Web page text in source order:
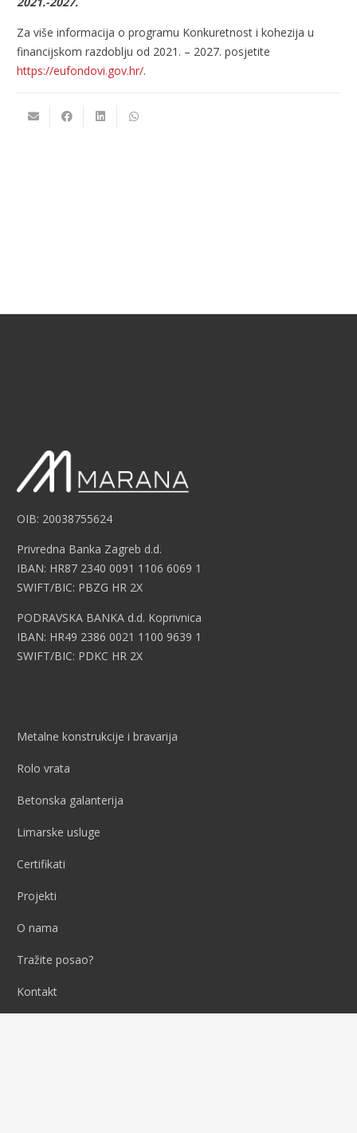
Za više informacija o programu Konkuretnost i kohezija u
financijskom razdoblju od 2021. – 2027. posjetite
https://eufondovi.gov.hr/.
OIB: 20038755624
Privredna Banka Zagreb d.d.
IBAN: HR87 2340 0091 1106 6069 1
SWIFT/BIC: PBZG HR 2X
PODRAVSKA BANKA d.d. Koprivnica
IBAN: HR49 2386 0021 1100 9639 1
SWIFT/BIC: PDKC HR 2X
Metalne konstrukcije i bravarija
Rolo vrata
Betonska galanterija
Limarske usluge
Certifikati
Projekti
O nama
Tražite posao?
Kontakt